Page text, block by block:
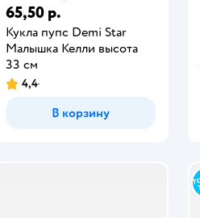
65,50 р.
Кукла пупс Demi Star
Малышка Келли высота
33 см
4,4
В корзину